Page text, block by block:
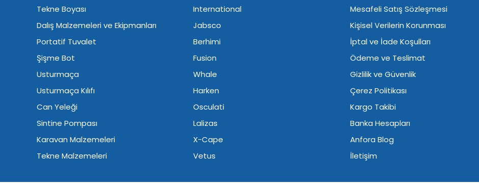
Tekne Boyası
Dalış Malzemeleri ve Ekipmanları
Portatif Tuvalet
Şişme Bot
Usturmaça
Usturmaça Kılıfı
Can Yeleği
Sintine Pompası
Karavan Malzemeleri
Tekne Malzemeleri
International
Jabsco
Berhimi
Fusion
Whale
Harken
Osculati
Lalizas
X-Cape
Vetus
Mesafeli Satış Sözleşmesi
Kişisel Verilerin Korunması
İptal ve İade Koşulları
Ödeme ve Teslimat
Gizlilik ve Güvenlik
Çerez Politikası
Kargo Takibi
Banka Hesapları
Anfora Blog
İletişim